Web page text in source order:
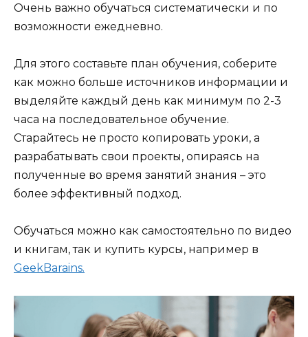
Очень важно обучаться систематически и по
возможности ежедневно.
Для этого составьте план обучения, соберите
как можно больше источников информации и
выделяйте каждый день как минимум по 2-3
часа на последовательное обучение.
Старайтесь не просто копировать уроки, а
разрабатывать свои проекты, опираясь на
полученные во время занятий знания – это
более эффективный подход.
Обучаться можно как самостоятельно по видео
и книгам, так и купить курсы, например в
GeekBarains.